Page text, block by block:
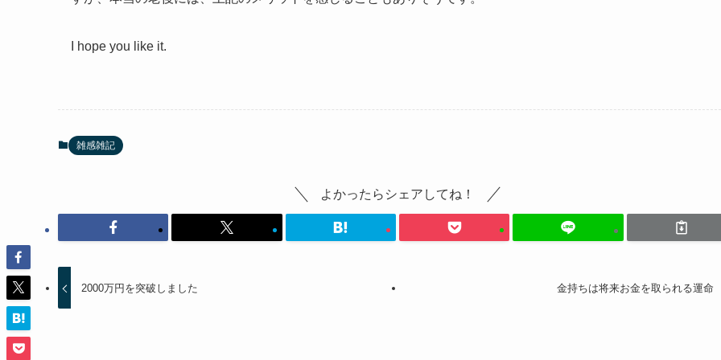
I hope you like it.
雑感雑記
よかったらシェアしてね！
2000万円を突破しました 金持ちは将来お金を取られる運命